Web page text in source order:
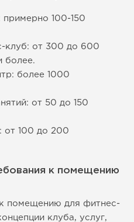
примерно 100-150
клуб: от 300 до 600
более.
более 1000
от 50 до 150
от 100 до 200
к помещению
к помещению для фитнес-
клуба, услуг,